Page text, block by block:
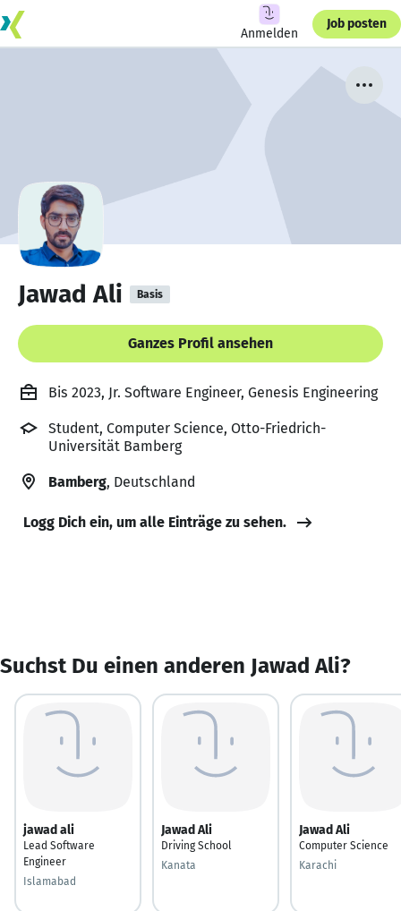
Anmelden
Job posten
Jawad Ali Basis
Ganzes Profil ansehen
Bis 2023, Jr. Software Engineer, Genesis Engineering
Student, Computer Science, Otto-Friedrich-
Universität Bamberg
Bamberg, Deutschland
Logg Dich ein, um alle Einträge zu sehen.
Suchst Du einen anderen Jawad Ali?
jawad ali
Lead Software
Engineer
Islamabad
Jawad Ali
Driving School
Kanata
Jawad Ali
Computer Science
Karachi